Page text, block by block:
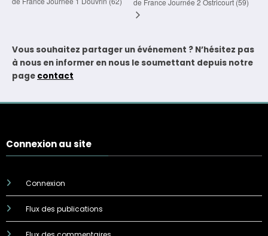
Vous souhaitez partager un événement ? N’hésitez pas
à nous en informer en nous le soumettant depuis notre
page contact
Connexion au site
Connexion
Flux des publications